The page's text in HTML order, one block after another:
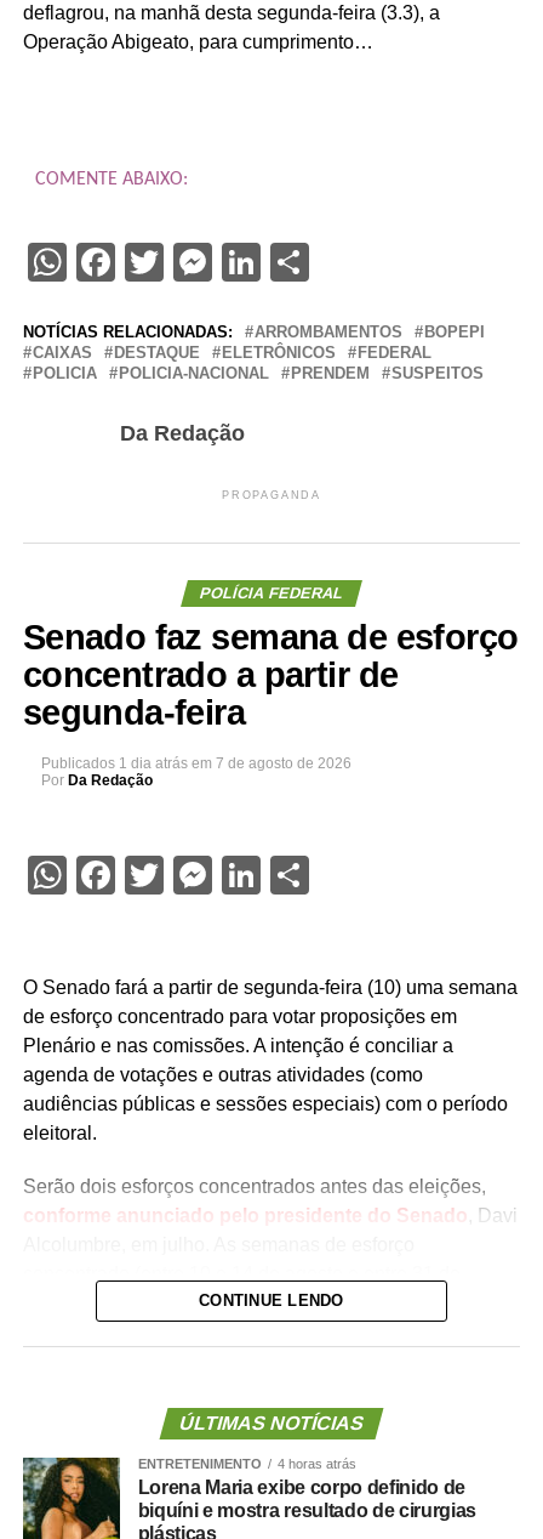
deflagrou, na manhã desta segunda-feira (3.3), a
Operação Abigeato, para cumprimento…
COMENTE ABAIXO:
WhatsApp
Facebook
Twitter
Messenger
LinkedIn
Share
NOTÍCIAS RELACIONADAS: ARROMBAMENTOS
BOPEPI
CAIXAS
DESTAQUE ELETRÔNICOS
FEDERAL
POLICIA
POLICIA-NACIONAL PRENDEM SUSPEITOS
Da Redação
PROPAGANDA
POLÍCIA FEDERAL
Senado faz semana de esforço
concentrado a partir de
segunda-feira
Publicados 1 dia atrás em 7 de agosto de 2026
Por Da Redação
WhatsApp
Facebook
Twitter
Messenger
LinkedIn
Share
O Senado fará a partir de segunda-feira (10) uma semana
de esforço concentrado para votar proposições em
Plenário e nas comissões. A intenção é conciliar a
agenda de votações e outras atividades (como
audiências públicas e sessões especiais) com o período
eleitoral.
Serão dois esforços concentrados antes das eleições,
conforme anunciado pelo presidente do Senado , Davi
agosto e 3 de setembro) devem coincidir com os esforços
Presidência do Senado, mas quatro medidas provisórias
(MPs) aguardam votação dos senadores e podem entrar
na ordem do dia. Todas as medidas tratam de crédito
extraordinário. Uma delas vence antes do segundo
esforço concentrado, marcado para 31 de agosto; por
CONTINUE LENDO
ÚLTIMAS NOTÍCIAS
ENTRETENIMENTO 4 horas atrás
Lorena Maria exibe corpo definido de
biquíni e mostra resultado de cirurgias
plásticas